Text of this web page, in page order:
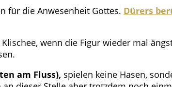
für die Anwesenheit Gottes. Dürers
wenn die Figur wieder mal
am Fluss), spielen keine Hasen,